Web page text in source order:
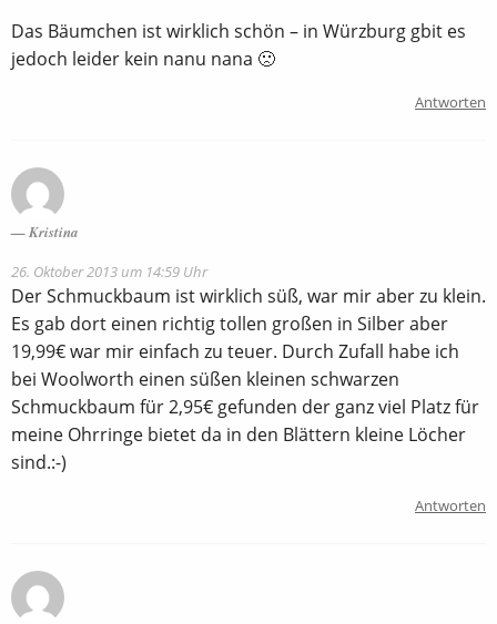
Das Bäumchen ist wirklich schön – in Würzburg gbit es
jedoch leider kein nanu nana 🙁
Antworten
Kristina
26. Oktober 2013 um 14:59 Uhr
Der Schmuckbaum ist wirklich süß, war mir aber zu klein.
Es gab dort einen richtig tollen großen in Silber aber
19,99€ war mir einfach zu teuer. Durch Zufall habe ich
bei Woolworth einen süßen kleinen schwarzen
Schmuckbaum für 2,95€ gefunden der ganz viel Platz für
meine Ohrringe bietet da in den Blättern kleine Löcher
sind.:-)
Antworten